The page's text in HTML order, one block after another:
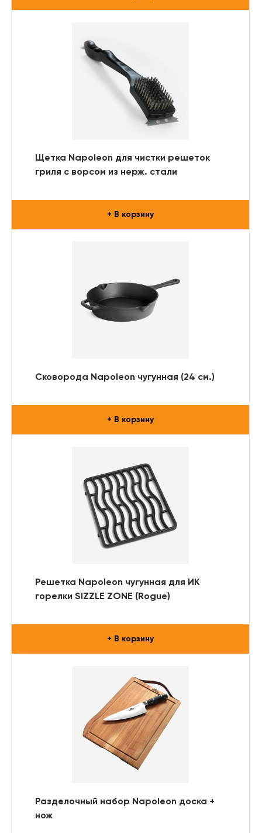
Щетка Napoleon для чистки решеток
гриля с ворсом из нерж. стали
+ В корзину
Сковорода Napoleon чугунная (24 см.)
+ В корзину
Решетка Napoleon чугунная для ИК
горелки SIZZLE ZONE (Rogue)
+ В корзину
Разделочный набор Napoleon доска +
нож